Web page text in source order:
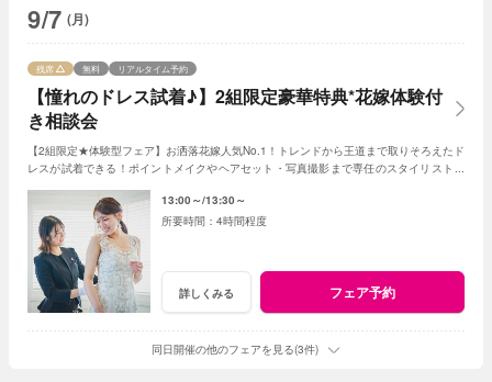
9/7 (月)
【憧れのドレス試着♪】2組限定豪華特典*花嫁体験付
き相談会
残席 無料 リアルタイム予約
【2組限定★体験型フェア】お洒落花嫁人気No.1！トレンドから王道まで取りそろえたド
レスが試着できる！ポイントメイクやヘアセット・写真撮影まで専任のスタイリストが
13:00～ 13:30～
4時間程度
詳しくみる フェア予約
同日開催の他のフェアを見る(3件)